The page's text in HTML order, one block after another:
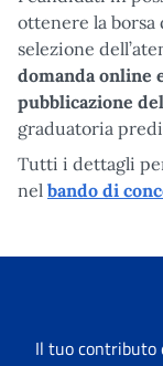
ottenere la
selezione
domanda online
pubblicazione
graduatoria
Tutti i dettagli
nel bando di
Il tuo contributo